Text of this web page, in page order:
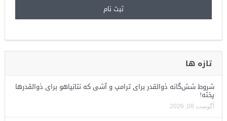
تازه ها
شروط شش‌گانه ذوالقدر برای ترامپ و آشی که نتانیاهو برای ذوالقدرها
پخته!
آگوست 08, 2026